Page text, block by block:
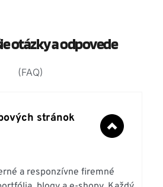
otázky a odpovede
(FAQ)
stránok
a responzívne firemné